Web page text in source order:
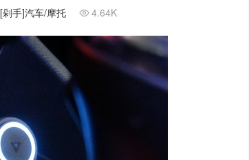
[剁手]汽车/摩托  4.64K